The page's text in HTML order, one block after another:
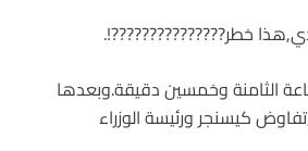
خطر???????????????!.
الثامنة وخمسين دقيقة.وبعدها
كيسنجر ورئيسة الوزراء